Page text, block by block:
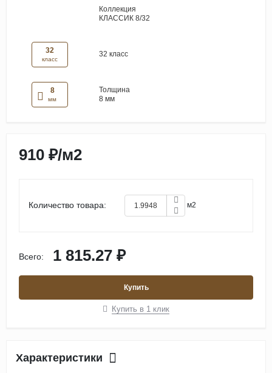
Коллекция
КЛАССИК 8/32
32
класс
32 класс
8
мм
Толщина
8 мм
910 ₽/м2
Количество товара: м2
Всего: 1 815.27 ₽
Купить
Купить в 1 клик
Характеристики